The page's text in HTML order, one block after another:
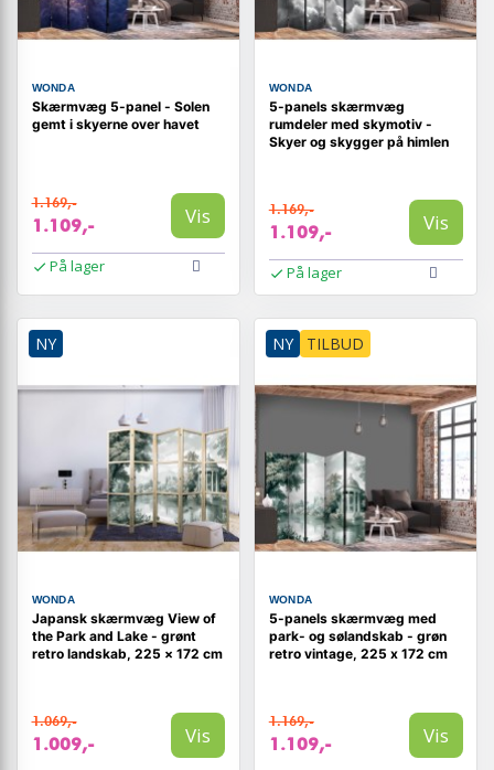
WONDA
Skærmvæg 5-panel - Solen
gemt i skyerne over havet
1.169,-
1.109,- Vis
På lager
WONDA
5-panels skærmvæg
rumdeler med skymotiv -
Skyer og skygger på himlen
1.169,-
1.109,- Vis
På lager
NY
WONDA
Japansk skærmvæg View of
the Park and Lake - grønt
retro landskab, 225 × 172 cm
1.069,-
1.009,- Vis
NY TILBUD
WONDA
5-panels skærmvæg med
park- og sølandskab - grøn
retro vintage, 225 x 172 cm
1.169,-
1.109,- Vis